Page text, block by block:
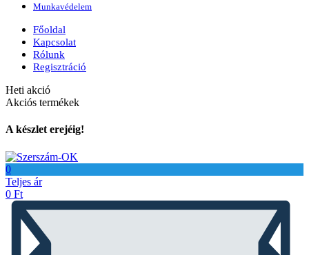
Munkavédelem
Főoldal
Kapcsolat
Rólunk
Regisztráció
Heti akció
Akciós termékek
A készlet erejéig!
0
Teljes ár
0 Ft